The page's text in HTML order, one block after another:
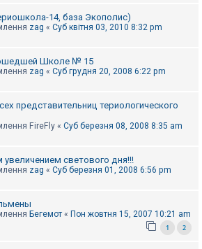
14, база Экополис)
zag « Суб квітня 03, 2010 8:32 pm
Школе № 15
zag « Суб грудня 20, 2008 6:22 pm
представительниц териологического
FireFly « Суб березня 08, 2008 8:35 am
светового дня!!!
zag « Суб березня 01, 2008 6:56 pm
Бегемот « Пон жовтня 15, 2007 10:21 am
1 2